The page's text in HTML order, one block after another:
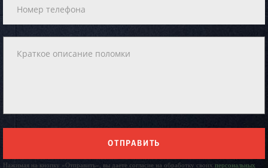
ОТПРАВИТЬ
Нажимая на кнопку «Отправить», вы даете согласие на обработку своих персональных